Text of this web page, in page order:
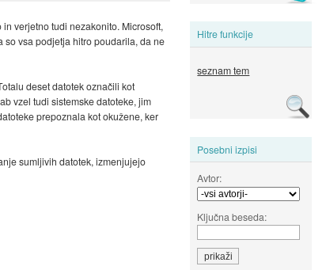
Hitre funkcije
seznam tem
Posebni izpisi
Avtor:
Ključna beseda:
verjetno tudi nezakonito. Microsoft,
so vsa podjetja hitro poudarila, da ne
deset datotek označili kot
vzel tudi sistemske datoteke, jim
prepoznala kot okužene, ker
sumljivih datotek, izmenjujejo